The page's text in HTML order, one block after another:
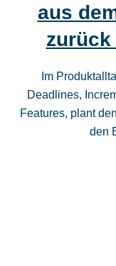
aus
zurück
Im
Deadlines,
Features, plant
den